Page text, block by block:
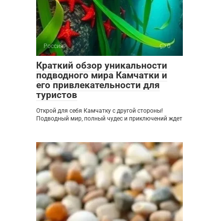
Россия 0
Краткий обзор уникальности
подводного мира Камчатки и
его привлекательности для
туристов
Открой для себя Камчатку с другой стороны!
Подводный мир, полный чудес и приключений ждет